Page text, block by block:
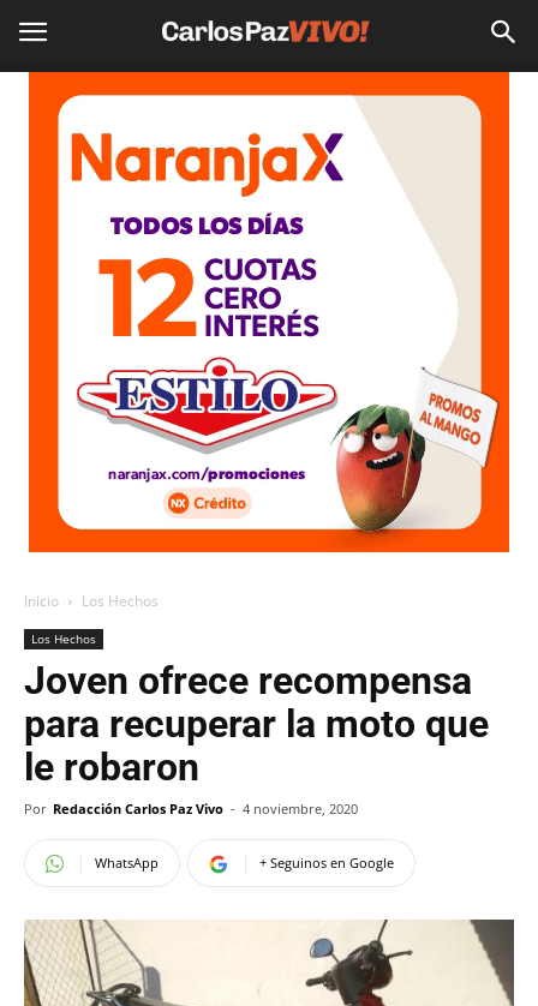
Inicio Los Hechos
Los Hechos
Joven ofrece recompensa
para recuperar la moto que
le robaron
Por Redacción Carlos Paz Vivo - 4 noviembre, 2020
WhatsApp + Seguinos en Google